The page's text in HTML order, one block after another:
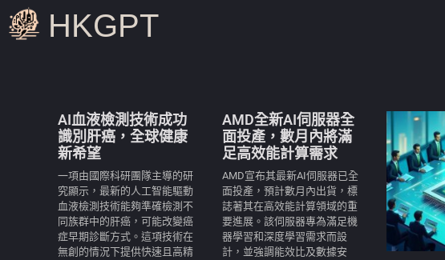
HKGPT
AI血液檢測技術成功
識別肝癌，全球健康
新希望
一項由國際科研團隊主導的研
究顯示，最新的人工智能驅動
血液檢測技術能夠準確檢測不
同族群中的肝癌，可能改變癌
症早期診斷方式。這項技術在
無創的情況下提供快速且高精
AMD全新AI伺服器全
面投產，數月內將滿
足高效能計算需求
AMD宣布其最新AI伺服器已全
面投產，預計數月內出貨，標
誌著其在高效能計算領域的重
要進展。該伺服器專為滿足機
器學習和深度學習需求而設
計，並強調能效比及數據安